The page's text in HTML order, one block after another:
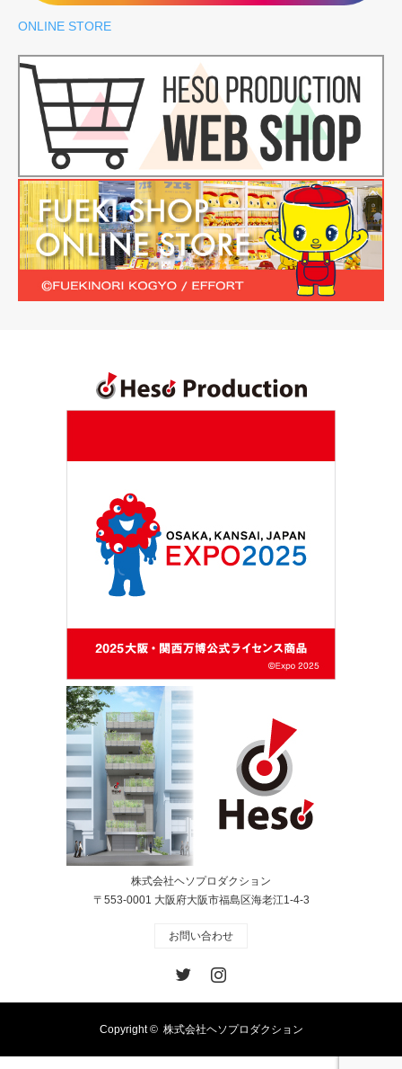
ONLINE STORE
株式会社ヘソプロダクション
〒553-0001 大阪府大阪市福島区海老江1-4-3
お問い合わせ
Copyright © 株式会社ヘソプロダクション